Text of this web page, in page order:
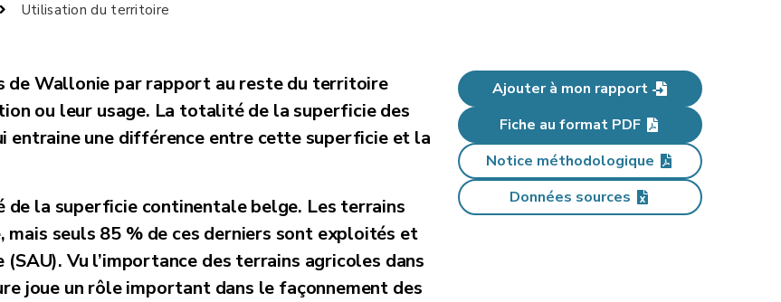
Utilisation du territoire
de Wallonie par rapport au reste du territoire
ou leur usage. La totalité de la superficie des
entraine une différence entre cette superficie et la
de la superficie continentale belge. Les terrains
seuls 85 % de ces derniers sont exploités et
Vu l’importance des terrains agricoles dans
joue un rôle important dans le façonnement des
Ajouter à mon rapport
Fiche au format PDF
Notice méthodologique
Données sources